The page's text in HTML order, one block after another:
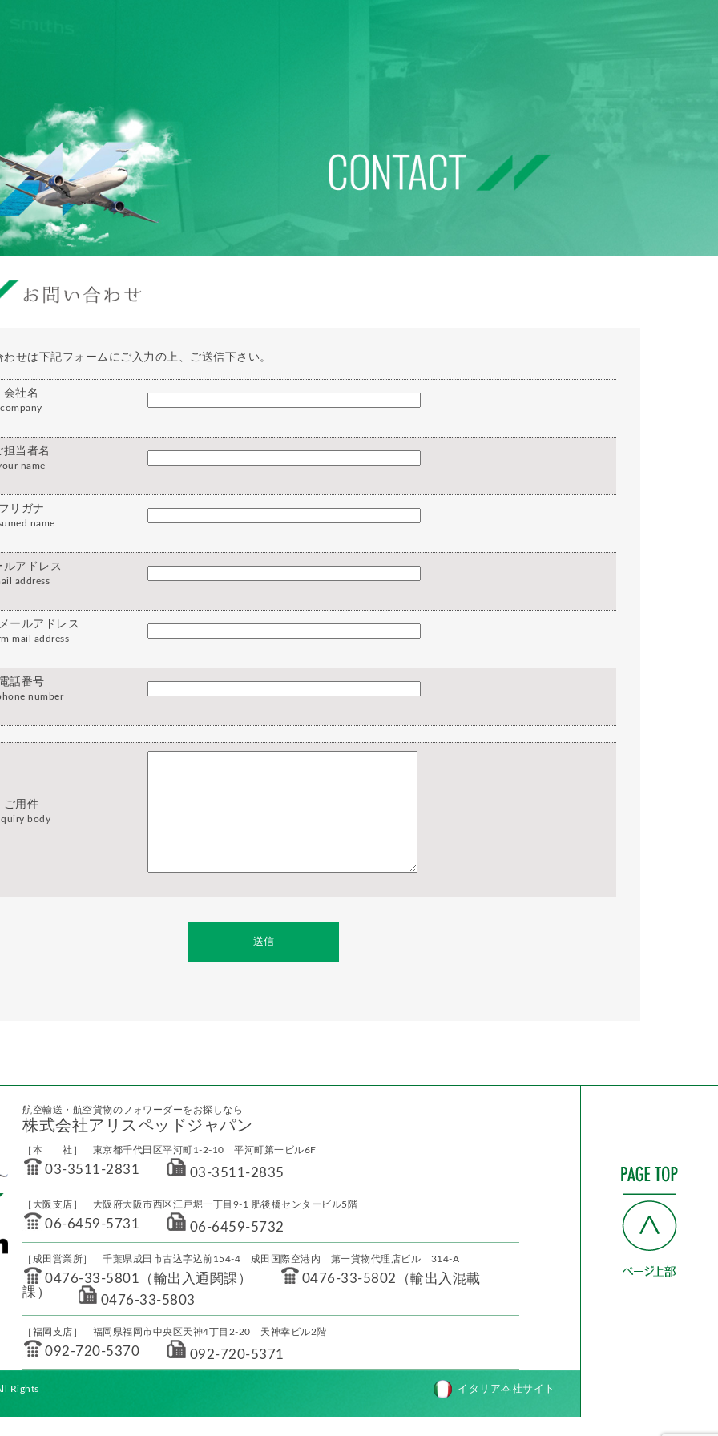
せは下記フォームにご入力の上、ご送信下さい。
会社名
company
担当者名
name
リガナ
name
ルアドレス
address
ールアドレス
mail address
話番号
number
ご用件
body
航空輸送・航空貨物のフォワーダーをお探しなら
株式会社アリスペッドジャパン
［本 社］ 東京都千代田区平河町1-2-10 平河町第一ビル6F
03-3511-2831 03-3511-2835
［大阪支店］ 大阪府大阪市西区江戸堀一丁目9-1 肥後橋センタービル5階
06-6459-5731 06-6459-5732
［成田営業所］ 千葉県成田市古込字込前154-4 成田国際空港内 第一貨物代理店ビル 314-A
0476-33-5801（輸出入通関課）
0476-33-5802（輸出入混載
課）
0476-33-5803
［福岡支店］ 福岡県福岡市中央区天神4丁目2-20 天神幸ビル2階
092-720-5370 092-720-5371
Rights イタリア本社サイト